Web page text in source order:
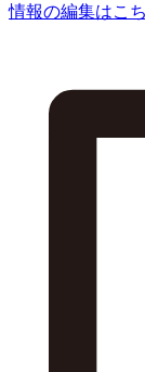
情報の編集はこ